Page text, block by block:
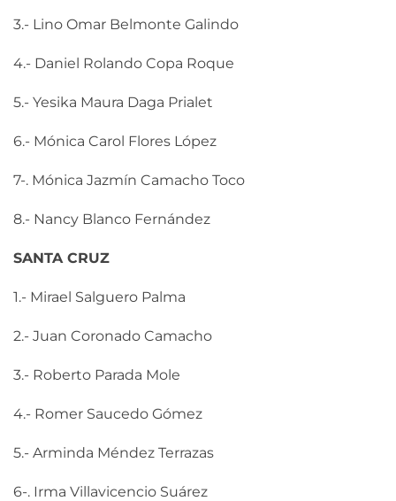
3.- Lino Omar Belmonte Galindo
4.- Daniel Rolando Copa Roque
5.- Yesika Maura Daga Prialet
6.- Mónica Carol Flores López
7-. Mónica Jazmín Camacho Toco
8.- Nancy Blanco Fernández
SANTA CRUZ
1.- Mirael Salguero Palma
2.- Juan Coronado Camacho
3.- Roberto Parada Mole
4.- Romer Saucedo Gómez
5.- Arminda Méndez Terrazas
6-. Irma Villavicencio Suárez